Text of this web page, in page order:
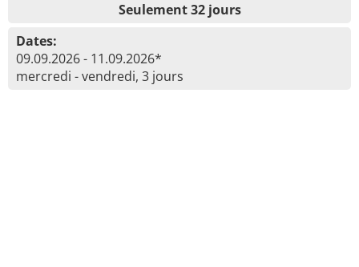
Seulement 32 jours
Dates:
09.09.2026 - 11.09.2026*
mercredi - vendredi, 3 jours